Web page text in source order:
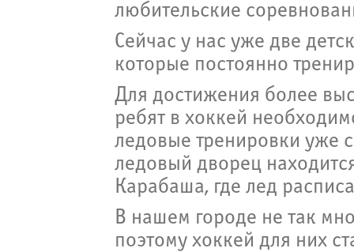
любительские
Сейчас у нас уже две
которые постоянно
Для достижения более
ребят в хоккей
ледовые тренировки уже
ледовый дворец
Карабаша, где лед
В нашем городе не так
поэтому хоккей для них